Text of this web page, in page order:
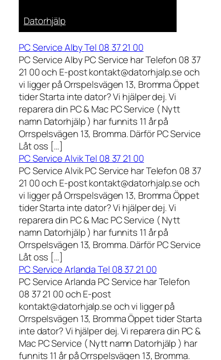
Datorhjälp
PC Service Alby Tel 08 37 21 00
PC Service Alby PC Service har Telefon 08 37
21 00 och E-post kontakt@datorhjalp.se och
vi ligger på Orrspelsvägen 13, Bromma Öppet
tider Starta inte dator? Vi hjälper dej. Vi
reparera din PC & Mac PC Service ( Nytt
namn Datorhjälp ) har funnits 11 år på
Orrspelsvägen 13, Bromma. Därför PC Service
Låt oss […]
PC Service Alvik Tel 08 37 21 00
PC Service Alvik PC Service har Telefon 08 37
21 00 och E-post kontakt@datorhjalp.se och
vi ligger på Orrspelsvägen 13, Bromma Öppet
tider Starta inte dator? Vi hjälper dej. Vi
reparera din PC & Mac PC Service ( Nytt
namn Datorhjälp ) har funnits 11 år på
Orrspelsvägen 13, Bromma. Därför PC Service
Låt oss […]
PC Service Arlanda Tel 08 37 21 00
PC Service Arlanda PC Service har Telefon
08 37 21 00 och E-post
kontakt@datorhjalp.se och vi ligger på
Orrspelsvägen 13, Bromma Öppet tider Starta
inte dator? Vi hjälper dej. Vi reparera din PC &
Mac PC Service ( Nytt namn Datorhjälp ) har
funnits 11 år på Orrspelsvägen 13, Bromma.